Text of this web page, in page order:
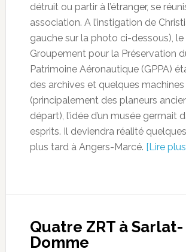
détruit ou partir à l’étranger, se
association. A l’instigation de
gauche sur la photo ci-dessous), le
Groupement pour la Préservation
Patrimoine Aéronautique (GPPA)
des archives et quelques machines
(principalement des planeurs
départ), l’idée d’un musée germait
esprits. Il deviendra réalité
plus tard à Angers-Marcé. [Lire
Quatre ZRT à Sarlat-
Domme